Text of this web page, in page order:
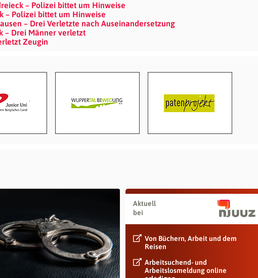
– Polizei bittet um Hinweise
– Polizei bittet um Hinweise
– Drei Verletzte nach Auseinandersetzung
– Drei Männer verletzt
Zeugin
Aktuell
bei
Von Büchern, Arbeit und dem
Reisen
Arbeitsuchend- und
Arbeitslosmeldung online